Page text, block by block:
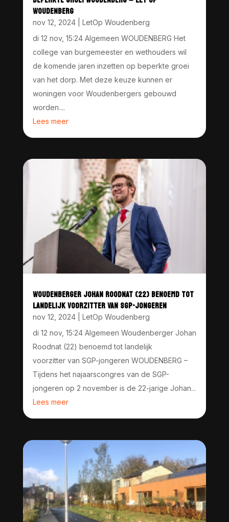
WOUDENBERG
nov 12, 2024| LetOp Woudenberg
di 12 nov, 15:24 Algemeen WOUDENBERG Het
college van burgemeester en wethouders wil
de komende jaren inzetten op beperkte groei
van het dorp. Met deze keuze kunnen er
woningen voor Woudenbergers gebouwd
worden....
Lees meer
WOUDENBERGER JOHAN ROODNAT (22) BENOEMD TOT
LANDELIJK VOORZITTER VAN SGP-JONGEREN
nov 12, 2024| LetOp Woudenberg
di 12 nov, 15:24 Algemeen Woudenberger Johan
Roodnat (22) benoemd tot landelijk
voorzitter van SGP-jongeren WOUDENBERG –
Tijdens het najaarscongres van de SGP-
jongeren op 2 november is de 22-jarige Johan...
Lees meer